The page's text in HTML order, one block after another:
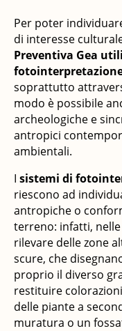
Per poter
di interesse
Preventiva Gea
soprattutto
modo è possibile
archeologiche e
antropici
ambientali.
I sistemi di
riescono ad
antropiche o
terreno: infatti,
rilevare delle zone
scure, che
proprio il diverso
restituire
delle piante a
muratura o un